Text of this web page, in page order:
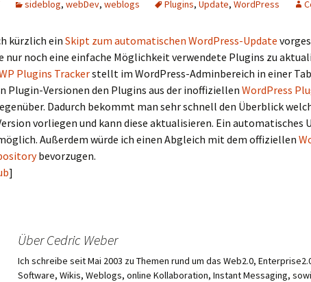
sideblog, webDev, weblogs Plugins, Update, WordPress
kürzlich ein Skipt zum automatischen WordPress-Update
nur noch eine einfache Möglichkeit verwendete Plugins zu
Plugins Trackerstellt im WordPress-Adminbereich in einer
Plugin-Versionen den Plugins aus der inoffiziellen WordPress
Dadurch bekommt man sehr schnell den Überblick
vorliegen und kann diese aktualisieren. Ein automatisches
Außerdem würde ich einen Abgleich mit dem offiziellen
bevorzugen.
]
Über Cedric Weber
Ich schreibe seit Mai 2003 zu Themen rund um das Web2.0,
Software, Wikis, Weblogs, online Kollaboration, Instant Messaging,